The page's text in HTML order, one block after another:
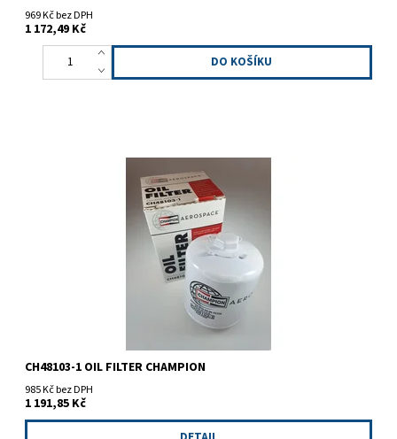
969 Kč bez DPH
1 172,49 Kč
Champion CH48103-1, olejový filtr.
CH48103-1 OIL FILTER CHAMPION
985 Kč bez DPH
1 191,85 Kč